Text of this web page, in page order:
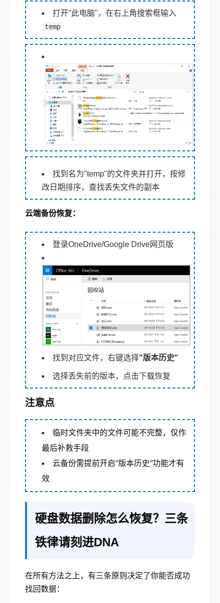
打开"此电脑"，在右上角搜索框输入
temp
找到名为"temp"的文件夹并打开，按修
改日期排序，查找丢失文件的副本
云端备份恢复：
登录OneDrive/Google Drive网页版
找到对应文件，右键选择"版本历史"
选择丢失前的版本，点击下载恢复
注意点
临时文件夹中的文件可能不完整，仅作
最后补救手段
云备份需提前开启"版本历史"功能才有
效
硬盘数据删除怎么恢复？三条
铁律请刻进DNA
在所有方法之上，有三条原则决定了你能否成功
找回数据：